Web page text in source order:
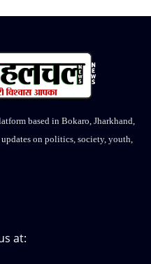
based in Bokaro, Jharkhand,
on politics, society, youth,
at: